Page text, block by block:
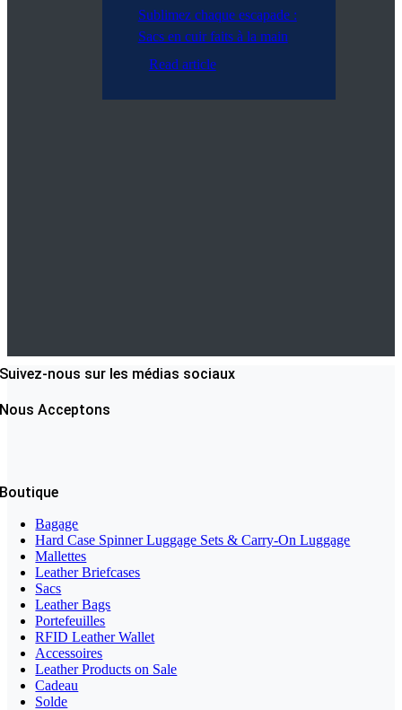
Sublimez chaque escapade :
Sacs en cuir faits à la main
Read article
Suivez-nous sur les médias sociaux
Nous Acceptons
Boutique
Bagage
Hard Case Spinner Luggage Sets & Carry-On Luggage
Mallettes
Leather Briefcases
Sacs
Leather Bags
Portefeuilles
RFID Leather Wallet
Accessoires
Leather Products on Sale
Cadeau
Solde